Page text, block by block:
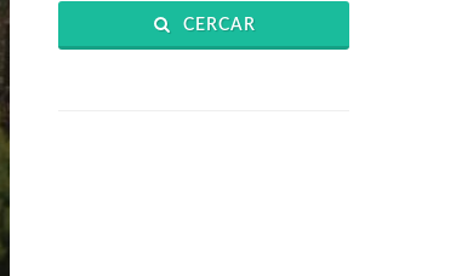
CERCAR